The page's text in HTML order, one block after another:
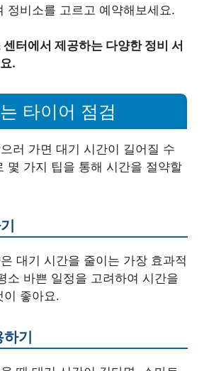
정비소를 고르고 예약해보세요.
터에서 제공하는 다양한 정비 서
.
타이어 점검
러 가면 대기 시간이 길어질 수
몇 가지 팁을 통해 시간을 절약할
대기 시간을 줄이는 가장 효과적
소 바쁜 일정을 고려하여 시간을
이 좋아요.
하기